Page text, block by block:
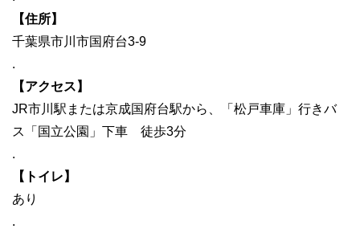
【住所】
千葉県市川市国府台3-9
.
【アクセス】
JR市川駅または京成国府台駅から、「松戸車庫」行きバ
ス「国立公園」下車 徒歩3分
.
【トイレ】
あり
.